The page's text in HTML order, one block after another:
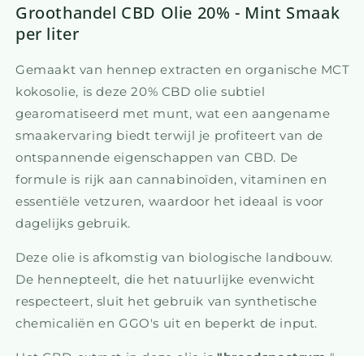
Groothandel CBD Olie 20% - Mint Smaak
per liter
Gemaakt van hennep extracten en organische MCT
kokosolie, is deze 20% CBD olie subtiel
gearomatiseerd met munt, wat een aangename
smaakervaring biedt terwijl je profiteert van de
ontspannende eigenschappen van CBD. De
formule is rijk aan cannabinoïden, vitaminen en
essentiële vetzuren, waardoor het ideaal is voor
dagelijks gebruik.
Deze olie is afkomstig van biologische landbouw.
De hennepteelt, die het natuurlijke evenwicht
respecteert, sluit het gebruik van synthetische
chemicaliën en GGO's uit en beperkt de input.